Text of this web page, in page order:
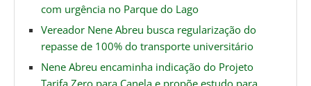
com urgência no Parque do Lago
Vereador Nene Abreu busca regularização do
repasse de 100% do transporte universitário
Nene Abreu encaminha indicação do Projeto
Tarifa Zero para Canela e propõe estudo para